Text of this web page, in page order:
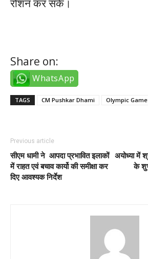
रोशन कर सकें।
Share on:
WhatsApp
TAGS CM Pushkar Dhami Olympic
Previous article
सीएम धामी ने आपदा प्रभावित इलाकों
में राहत एवं बचाव कार्यो की समीक्षा कर
दिए आवश्यक निर्देश
अयोध्या में
के